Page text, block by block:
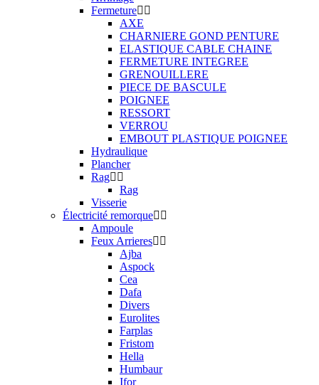
Fermeture
AXE
CHARNIERE GOND PENTURE
ELASTIQUE CABLE CHAINE
FERMETURE INTEGREE
GRENOUILLERE
PIECE DE BASCULE
POIGNEE
RESSORT
VERROU
EMBOUT PLASTIQUE POIGNEE
Hydraulique
Plancher
Rag
Rag
Visserie
Électricité remorque
Ampoule
Feux Arrieres
Ajba
Aspock
Cea
Dafa
Divers
Eurolites
Farplas
Fristom
Hella
Humbaur
Ifor